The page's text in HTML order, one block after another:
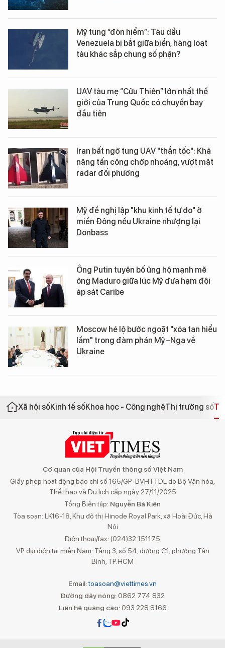
Mỹ tung “đòn hiểm”: Tàu dầu
Venezuela bị bắt giữa biển, hàng loạt
tàu khác sắp chung số phận?
UAV tàu mẹ “Cửu Thiên” lớn nhất thế
giới của Trung Quốc có chuyến bay
đầu tiên
Iran bất ngờ tung UAV "thần tốc": Khả
năng tấn công chớp nhoáng, vượt mặt
radar đối phương
Mỹ đề nghị lập "khu kinh tế tự do" ở
miền Đông nếu Ukraine nhượng lại
Donbass
Ông Putin tuyên bố ủng hộ mạnh mẽ
ông Maduro giữa lúc Mỹ đưa hạm đội
áp sát Caribe
Moscow hé lộ bước ngoặt "xóa tan hiểu
lầm" trong đàm phán Mỹ–Nga về
Ukraine
Xã hội sốKinh tế sốKhoa học - Công nghệThị trường số
Cơ quan của Hội Truyền thông số Việt Nam
Giấy phép hoạt động báo chí số 165/GP-BVHTTDL do Bộ Văn hóa,
Thể thao và Du lịch cấp ngày 27/11/2025
Tổng Biên tập: Nguyễn Bá Kiên
Tòa soạn: LK16-18, Khu đô thị Hinode Royal Park, xã Hoài Đức, Hà
Nội
Điện thoại/fax: (024)32 151175
VP đại diện tại miền Nam: Tầng 3, số 54, đường C1, phường Tân
Bình, TP.HCM
Email:toasoan@viettimes.vn
Đường dây nóng: 0862 774 832
Liên hệ quảng cáo:093 228 8166